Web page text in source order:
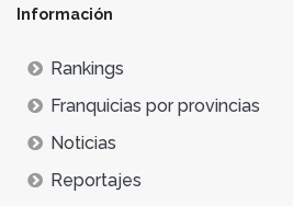
Información
Rankings
Franquicias por provincias
Noticias
Reportajes